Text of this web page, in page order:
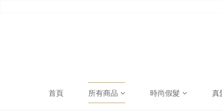
首頁 所有商品 時尚假髮 真